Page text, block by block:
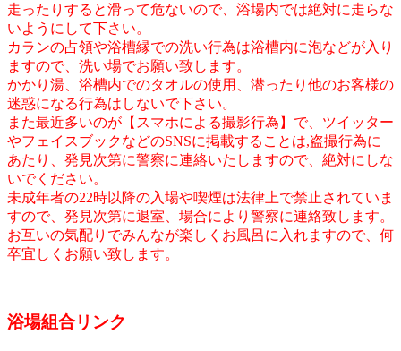
走ったりすると滑って危ないので、浴場内では絶対に走らな
いようにして下さい。
カランの占領や浴槽縁での洗い行為は浴槽内に泡などが入り
ますので、洗い場でお願い致します。
かかり湯、浴槽内でのタオルの使用、潜ったり他のお客様の
迷惑になる行為はしないで下さい。
また最近多いのが【スマホによる撮影行為】で、ツイッター
やフェイスブックなどのSNSに掲載することは,盗撮行為に
あたり、発見次第に警察に連絡いたしますので、絶対にしな
いでください。
未成年者の22時以降の入場や喫煙は法律上で禁止されていま
すので、発見次第に退室、場合により警察に連絡致します。
お互いの気配りでみんなが楽しくお風呂に入れますので、何
卒宜しくお願い致します。
浴場組合リンク